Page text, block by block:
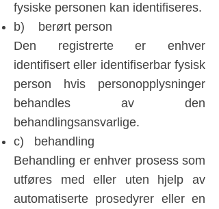
fysiske personen kan identifiseres.
b) berørt person
Den registrerte er enhver
identifisert eller identifiserbar fysisk
person hvis personopplysninger
behandles av den
behandlingsansvarlige.
c) behandling
Behandling er enhver prosess som
utføres med eller uten hjelp av
automatiserte prosedyrer eller en